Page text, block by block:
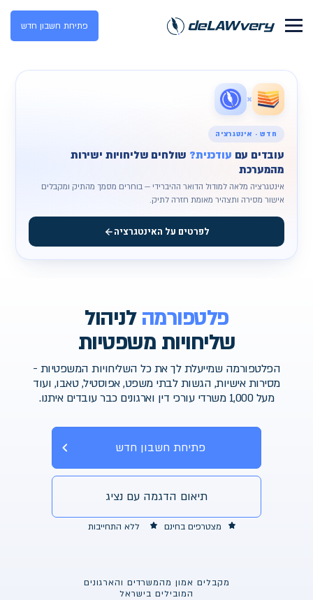
פתיחת חשבון חדש
×
חדש · אינטגרציה
עובדים עם עודכנית? שולחים שליחויות ישירות
מהמערכת
אינטגרציה מלאה למודול הדואר ההיברידי — בוחרים מסמך מהתיק ומקבלים
אישור מסירה ותצהיר מאומת חזרה לתיק.
לפרטים על האינטגרציה
פלטפורמהלניהול
שליחויות משפטיות
הפלטפורמה שמייעלת לך את כל השליחויות המשפטיות -
מסירות אישיות, הגשות לבתי משפט, אפוסטיל, טאבו, ועוד
מעל 1,000 משרדי עורכי דין וארגונים כבר עובדים איתנו.
פתיחת חשבון חדש
תיאום הדגמה עם נציג
מצטרפים בחינם ללא התחייבות
מקבלים אמון מהמשרדים והארגונים
המובילים בישראל